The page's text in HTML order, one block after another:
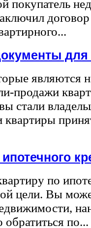
покупатель
являются
продажи
стали
по
цели. Вы
по...